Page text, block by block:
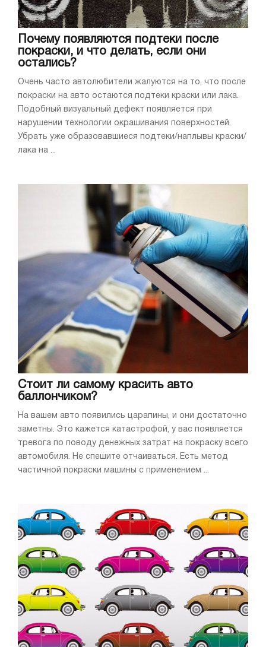
Почему появляются подтеки после
покраски, и что делать, если они
остались?
Очень часто автолюбители жалуются на то, что после
покраски на авто остаются подтеки краски или лака.
Подобный визуальный дефект появляется при
нарушении технологии окрашивания поверхностей.
Убрать уже образовавшиеся подтеки/наплывы краски/
лака на ...
Стоит ли самому красить авто
баллончиком?
На вашем авто появились царапины, и они достаточно
заметны. Это кажется катастрофой, у вас появляется
тревога по поводу денежных затрат на покраску всего
автомобиля. Не спешите отчаиваться. Есть метод
частичной покраски машины с применением ...